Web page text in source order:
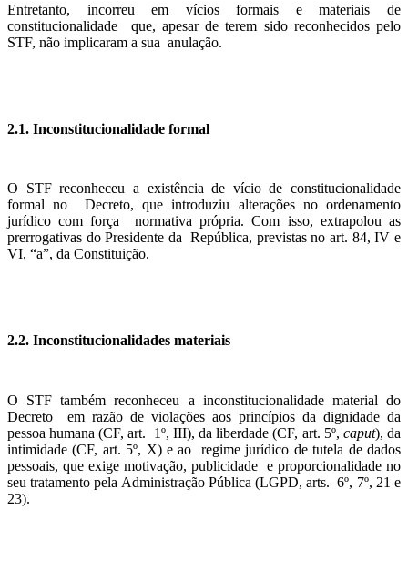
Entretanto, incorreu em vícios formais e materiais de
constitucionalidade que, apesar de terem sido reconhecidos pelo
STF, não implicaram a sua anulação.
2.1. Inconstitucionalidade formal
O STF reconheceu a existência de vício de constitucionalidade
formal no Decreto, que introduziu alterações no ordenamento
jurídico com força normativa própria. Com isso, extrapolou as
prerrogativas do Presidente da República, previstas no art. 84, IV e
VI, “a”, da Constituição.
2.2. Inconstitucionalidades materiais
O STF também reconheceu a inconstitucionalidade material do
Decreto em razão de violações aos princípios da dignidade da
pessoa humana (CF, art. 1º, III), da liberdade (CF, art. 5º, caput), da
intimidade (CF, art. 5º, X) e ao regime jurídico de tutela de dados
pessoais, que exige motivação, publicidade e proporcionalidade no
seu tratamento pela Administração Pública (LGPD, arts. 6º, 7º, 21 e
23).